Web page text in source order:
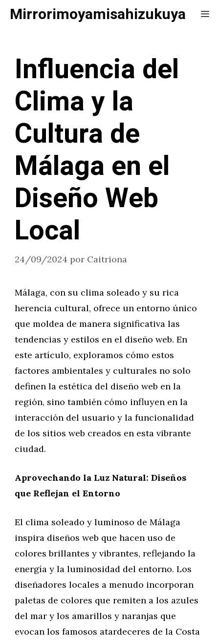
Saltar
Mirrorimoyamisahizukuya
Influencia del
Clima y la
Cultura de
Málaga en el
Diseño Web
Local
24/09/2024 por Caitriona
Málaga, con su clima soleado y su rica
herencia cultural, ofrece un entorno único
que moldea de manera significativa las
tendencias y estilos en el diseño web. En
este artículo, exploramos cómo estos
factores ambientales y culturales no solo
definen la estética del diseño web en la
región, sino también cómo influyen en la
interacción del usuario y la funcionalidad
de los sitios web creados en esta vibrante
ciudad.
Aprovechando la Luz Natural: Diseños
que Reflejan el Entorno
El clima soleado y luminoso de Málaga
inspira diseños web que hacen uso de
colores brillantes y vibrantes, reflejando la
energía y la luminosidad del entorno. Los
diseñadores locales a menudo incorporan
paletas de colores que remiten a los azules
del mar y los amarillos y naranjas que
evocan los famosos atardeceres de la Costa